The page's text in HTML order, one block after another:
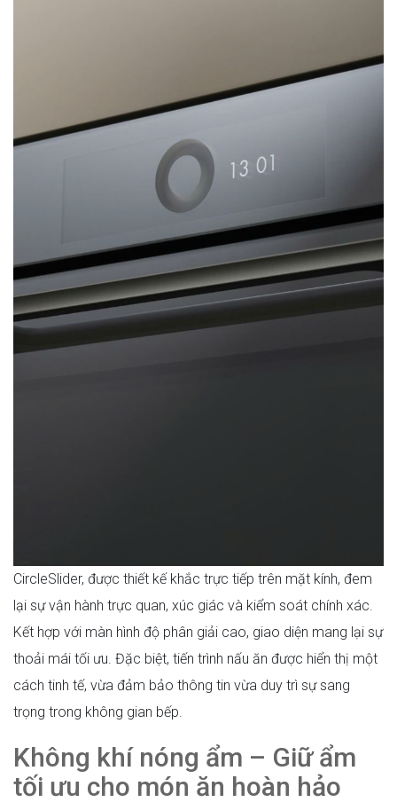
CircleSlider, được thiết kế khắc trực tiếp trên mặt kính, đem
lại sự vận hành trực quan, xúc giác và kiểm soát chính xác.
Kết hợp với màn hình độ phân giải cao, giao diện mang lại sự
thoải mái tối ưu. Đặc biệt, tiến trình nấu ăn được hiển thị một
cách tinh tế, vừa đảm bảo thông tin vừa duy trì sự sang
trọng trong không gian bếp.
Không khí nóng ẩm – Giữ ẩm
tối ưu cho món ăn hoàn hảo